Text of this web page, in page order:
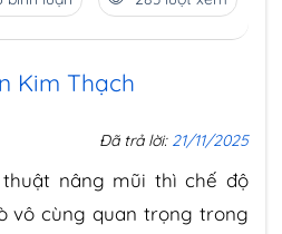
Kim Thạch
Đã trả lời: 21/11/2025
thuật nâng mũi thì chế độ
vô cùng quan trọng trong